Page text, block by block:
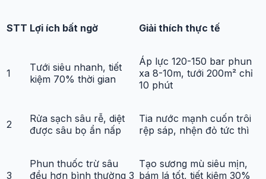
STT Lợi ích bất ngờ Giải thích thực tế
1
Tưới siêu nhanh, tiết
kiệm 70% thời gian
Áp lực 120-150 bar phun
xa 8-10m, tưới 200m² chỉ
10 phút
2
Rửa sạch sâu rễ, diệt
được sâu bọ ẩn nấp
Tia nước mạnh cuốn trôi
rệp sáp, nhện đỏ tức thì
3
Phun thuốc trừ sâu
đều hơn bình thường 3
Tạo sương mù siêu mịn,
bám lá tốt, tiết kiệm 30%